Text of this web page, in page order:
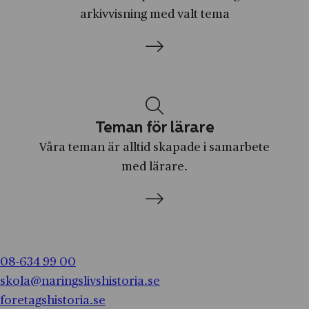
Apotekarnes Mineralvatten AB
Arla Foods
Ateljé Lyktan
Atlas Copco
Brodda
Brunnsparken
Dala-Järna
Dalarnas län
Djurgården
Edeby
arkivvisning med valt tema
Teman för lärare
Våra teman är alltid skapade i samarbete
med lärare.
08-634 99 00
skola@naringslivshistoria.se
foretagshistoria.se